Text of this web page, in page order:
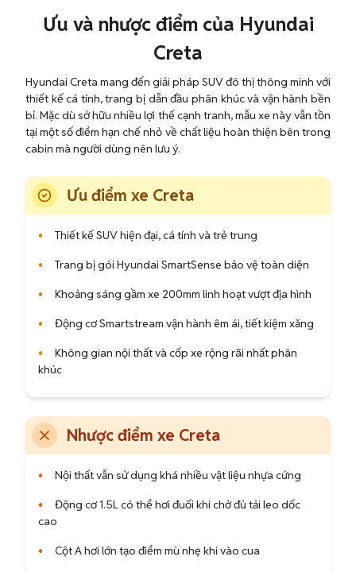
Ưu và nhược điểm của Hyundai
Creta
Hyundai Creta mang đến giải pháp SUV đô thị thông minh với
thiết kế cá tính, trang bị dẫn đầu phân khúc và vận hành bền
bỉ. Mặc dù sở hữu nhiều lợi thế cạnh tranh, mẫu xe này vẫn tồn
tại một số điểm hạn chế nhỏ về chất liệu hoàn thiện bên trong
cabin mà người dùng nên lưu ý.
Ưu điểm xe Creta
• Thiết kế SUV hiện đại, cá tính và trẻ trung
• Trang bị gói Hyundai SmartSense bảo vệ toàn diện
• Khoảng sáng gầm xe 200mm linh hoạt vượt địa hình
• Động cơ Smartstream vận hành êm ái, tiết kiệm xăng
•
Không gian nội thất và cốp xe rộng rãi nhất phân
khúc
Nhược điểm xe Creta
• Nội thất vẫn sử dụng khá nhiều vật liệu nhựa cứng
•
Động cơ 1.5L có thể hơi đuối khi chở đủ tải leo dốc
cao
• Cột A hơi lớn tạo điểm mù nhẹ khi vào cua